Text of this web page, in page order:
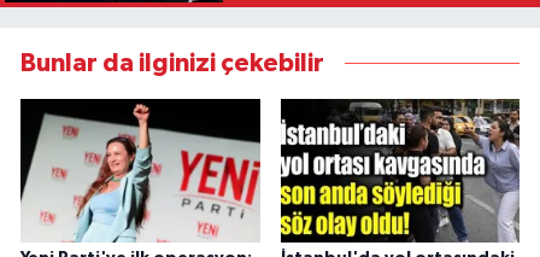
Bunlar da ilginizi çekebilir